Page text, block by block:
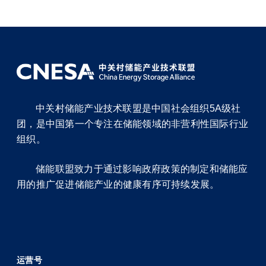
中关村储能产业技术联盟是中国社会组织5A级社
团，是中国第一个专注在储能领域的非营利性国际行业
组织。
储能联盟致力于通过影响政府政策的制定和储能应
用的推广促进储能产业的健康有序可持续发展。
运营号